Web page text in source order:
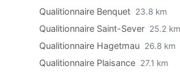
Qualitionnaire Benquet 23.8 km
Qualitionnaire Saint-Sever 25.2 km
Qualitionnaire Hagetmau 26.8 km
Qualitionnaire Plaisance 27.1 km